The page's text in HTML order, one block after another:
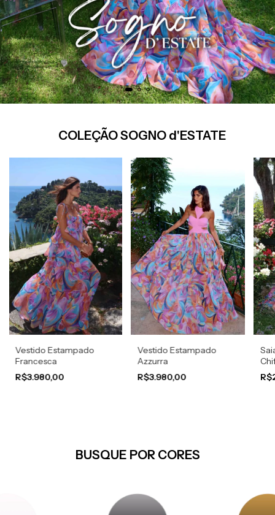
COLEÇÃO SOGNO d'ESTATE
Vestido Estampado
Francesca
R$3.980,00
Vestido Estampado
Azzurra
R$3.980,00
BUSQUE POR CORES